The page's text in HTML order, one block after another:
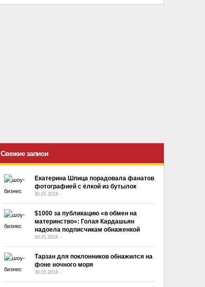
Свежие записи
Екатерина Шпица порадовала фанатов
фотографией с ёлкой из бутылок
30.01.2018-
$1000 за публикацию «в обмен на
материнство»: Голая Кардашьян
надоела подписчикам обнаженкой
30.01.2018-
Тарзан для поклонников обнажился на
фоне ночного моря
30.01.2018-